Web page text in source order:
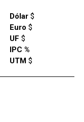
Dólar$
Euro $
UF $
IPC %
UTM$